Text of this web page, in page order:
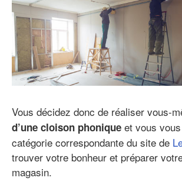
Vous décidez donc de réaliser vous-
d’une cloison phonique et vous
catégorie correspondante du site de
trouver votre bonheur et préparer
magasin.